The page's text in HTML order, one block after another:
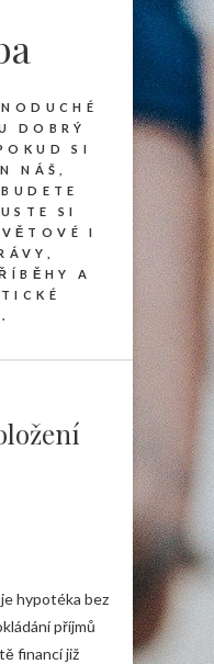
DOBRÝ
SI
NÁŠ,
SI
I
A
hypotéka bez
příjmů
financí již